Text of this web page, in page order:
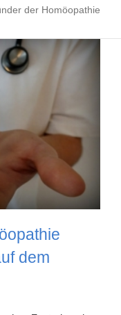
der Homöopathie
dem